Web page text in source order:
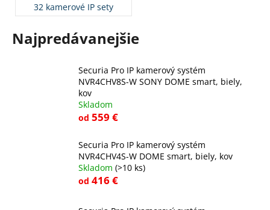
32 kamerové IP sety
Najpredávanejšie
Securia Pro IP kamerový systém
NVR4CHV8S-W SONY DOME smart, biely,
kov
Skladom
od 559 €
Securia Pro IP kamerový systém
NVR4CHV4S-W DOME smart, biely, kov
Skladom (>10 ks)
od 416 €
d
p
o